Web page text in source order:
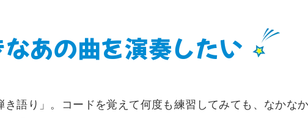
あの曲を演奏したい
語り」。コードを覚えて何度も練習してみても、なかな